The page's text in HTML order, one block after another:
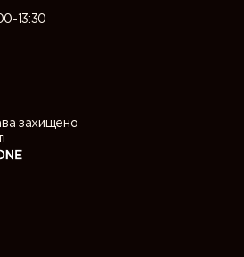
13:30
захищено